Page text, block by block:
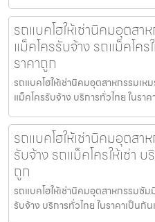
รถแบคโฮให้เช่านิคมอุตสา
แม็คโครรับจ้าง รถแม็คโค
ราคาถูก
รถแบคโฮให้เช่านิคมอุตสาหกรรมเห
แม็คโครรับจ้าง บริการทั่วไทย ในร
รถแบคโฮให้เช่านิคมอุตส
รับจ้าง รถแม็คโครให้เช่า
ถูก
รถแบคโฮให้เช่านิคมอุตสาหกรรมซัม
รับจ้าง บริการทั่วไทย ในราคาเป็น